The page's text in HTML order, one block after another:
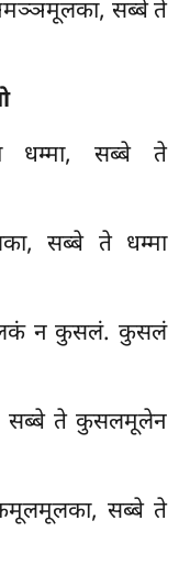
सब्बे ते
सब्बे ते
सब्बे ते धम्मा
न कुसलं. कुसलं
सब्बे ते कुसलमूलेन
सब्बे ते